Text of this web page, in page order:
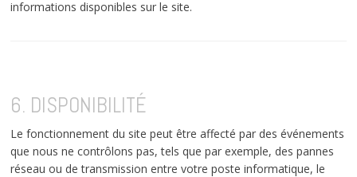
informations disponibles sur le site.
6. DISPONIBILITÉ
Le fonctionnement du site peut être affecté par des événements
que nous ne contrôlons pas, tels que par exemple, des pannes
réseau ou de transmission entre votre poste informatique, le